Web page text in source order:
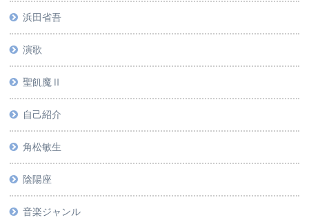
浜田省吾
演歌
聖飢魔Ⅱ
自己紹介
角松敏生
陰陽座
音楽ジャンル